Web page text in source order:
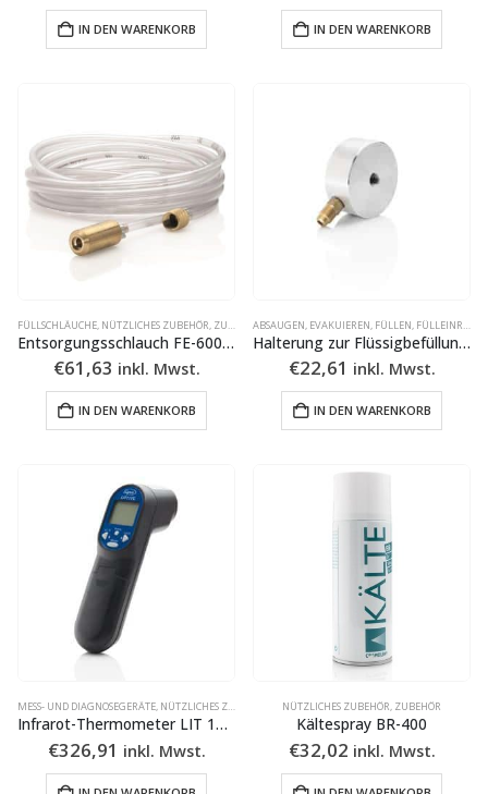
IN DEN WARENKORB IN DEN WARENKORB
FÜLLSCHLÄUCHE NÜTZLICHES ZUBEHÖR ZUBEHÖR FÜLLSCHLÄUCHE
Entsorgungsschlauch FE-600a-ESK
€61,63 inkl. Mwst.
IN DEN WARENKORB
ABSAUGEN, EVAKUIEREN, FÜLLEN FÜLLEINRICHTUNGEN
Halterung zur Flüssigbefüllung HFFB-1
€22,61 inkl. Mwst.
IN DEN WARENKORB
MESS- UND DIAGNOSEGERÄTE, NÜTZLICHES ZUBEHÖR ZUBEHÖR
Infrarot-Thermometer LIT 11TC
€326,91 inkl. Mwst.
NÜTZLICHES ZUBEHÖR, ZUBEHÖR
Kältespray BR-400
€32,02 inkl. Mwst.